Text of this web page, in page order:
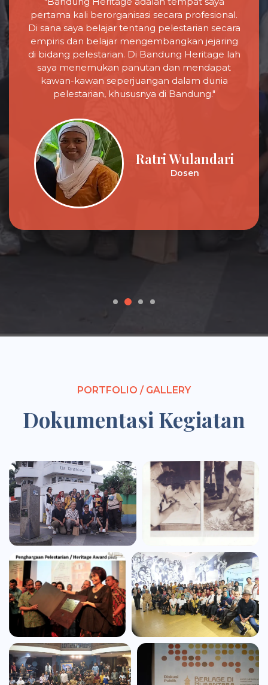
Anggota Bandung Heritage, dan itu adalah
merupakan pengalaman yang mengubah
hidup saya. Saya telah bertemu dengan orang-
orang luar biasa yang memiliki cinta dan
dedikasi yang sama terhadap warisan budaya.
Melalui berbagai kegiatan dan proyek,
bersama-sama menciptakan dampak positif
bangga menjadi bagian dari Bandung
Heritage."
PORTFOLIO / GALLERY
Dokumentasi Kegiatan